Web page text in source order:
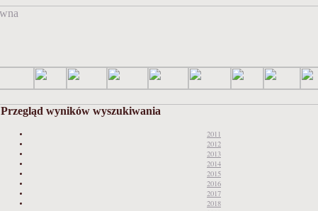
Przegląd wyników wyszukiwania
2011
2012
2013
2014
2015
2016
2017
2018